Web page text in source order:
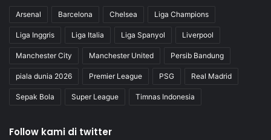
Arsenal Barcelona Chelsea Liga Champions
Liga Inggris Liga Italia Liga Spanyol Liverpool
Manchester City Manchester United Persib Bandung
piala dunia 2026 Premier League PSG Real Madrid
Sepak Bola Super League Timnas Indonesia
Follow kami di twitter